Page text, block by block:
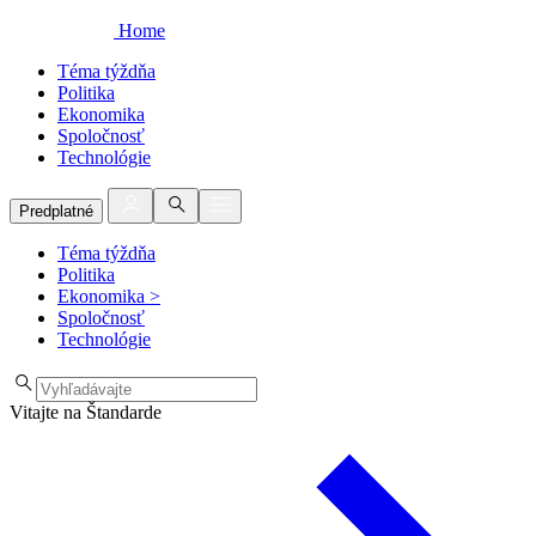
Home
Téma týždňa
Politika
Ekonomika
Spoločnosť
Technológie
Predplatné
Téma týždňa
Politika
Ekonomika >
Spoločnosť
Technológie
Vitajte na Štandarde